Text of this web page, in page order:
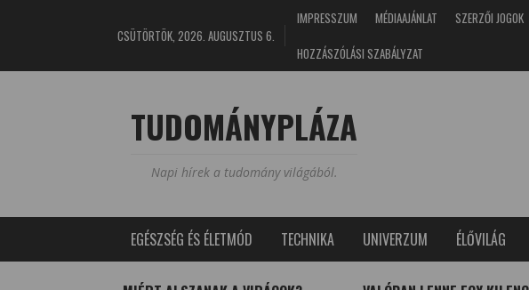
CSÜTÖRTÖK, 2026. AUGUSZTUS 6.
IMPRESSZUM MÉDIAAJÁNLAT SZERZŐI JOGOK
HOZZÁSZÓLÁSI SZABÁLYZAT
TUDOMÁNYPLÁZA
Napi hírek a tudomány világából.
EGÉSZSÉG ÉS ÉLETMÓD TECHNIKA UNIVERZUM ÉLŐVILÁG